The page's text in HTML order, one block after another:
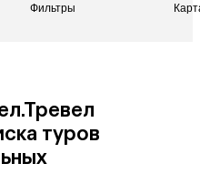
Фильтры
Кипр
Гонконг
Саудовская Аравия
Куба
туров